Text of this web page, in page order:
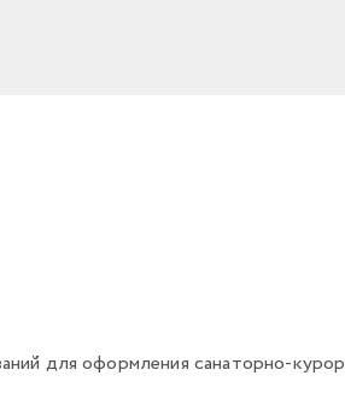
для оформления санаторно-